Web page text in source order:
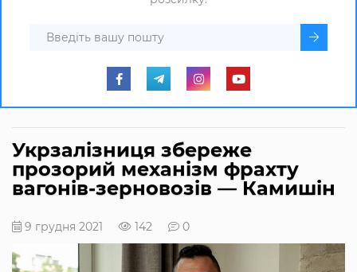
Укрзалізниця збереже
прозорий механізм фрахту
вагонів-зерновозів — Камишін
9 грудня 2021 142 0